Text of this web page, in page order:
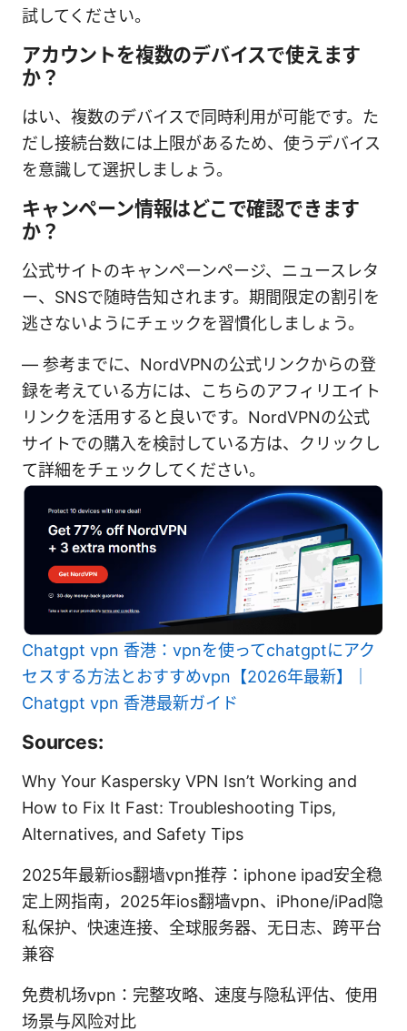
試してください。
アカウントを複数のデバイスで使えます
か？
はい、複数のデバイスで同時利用が可能です。た
だし接続台数には上限があるため、使うデバイス
を意識して選択しましょう。
キャンペーン情報はどこで確認できます
か？
公式サイトのキャンペーンページ、ニュースレタ
ー、SNSで随時告知されます。期間限定の割引を
逃さないようにチェックを習慣化しましょう。
— 参考までに、NordVPNの公式リンクからの登
録を考えている方には、こちらのアフィリエイト
リンクを活用すると良いです。NordVPNの公式
サイトでの購入を検討している方は、クリックし
て詳細をチェックしてください。
Chatgpt vpn 香港：vpnを使ってchatgptにアク
セスする方法とおすすめvpn【2026年最新】｜
Chatgpt vpn 香港最新ガイド
Sources:
Why Your Kaspersky VPN Isn’t Working and
How to Fix It Fast: Troubleshooting Tips,
Alternatives, and Safety Tips
2025年最新ios翻墙vpn推荐：iphone ipad安全稳
定上网指南，2025年ios翻墙vpn、iPhone/iPad隐
私保护、快速连接、全球服务器、无日志、跨平台
兼容
免费机场vpn：完整攻略、速度与隐私评估、使用
场景与风险对比